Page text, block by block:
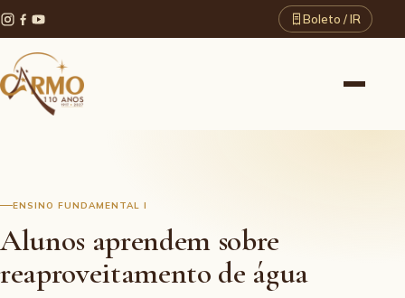
Boleto / IR
ENSINO FUNDAMENTAL I
Alunos aprendem sobre
reaproveitamento de água